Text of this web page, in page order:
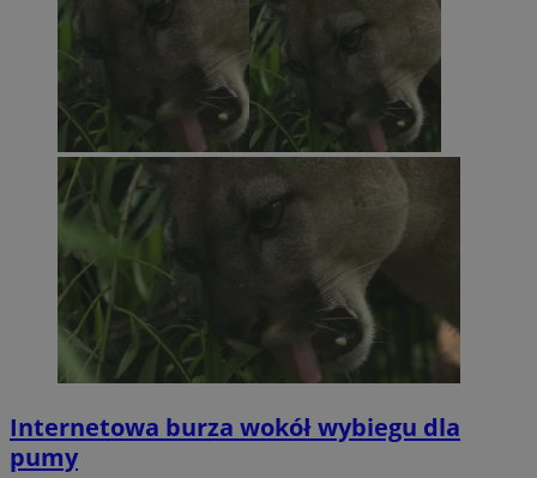
Internetowa burza wokół wybiegu dla
pumy